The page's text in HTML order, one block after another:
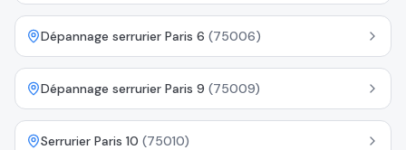
Dépannage serrurier Paris 6 (75006)
Dépannage serrurier Paris 9 (75009)
Serrurier Paris 10 (75010)